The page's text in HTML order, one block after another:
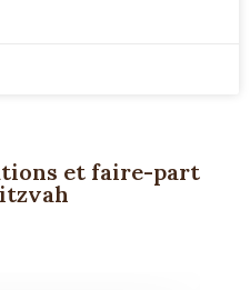
et faire-part